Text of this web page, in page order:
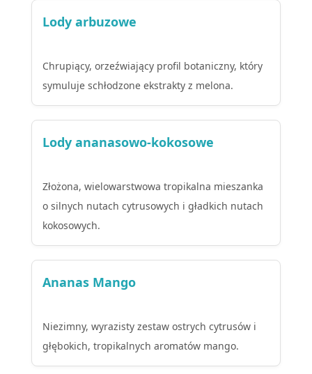
Lody arbuzowe
Chrupiący, orzeźwiający profil botaniczny, który
symuluje schłodzone ekstrakty z melona.
Lody ananasowo-kokosowe
Złożona, wielowarstwowa tropikalna mieszanka
o silnych nutach cytrusowych i gładkich nutach
kokosowych.
Ananas Mango
Niezimny, wyrazisty zestaw ostrych cytrusów i
głębokich, tropikalnych aromatów mango.